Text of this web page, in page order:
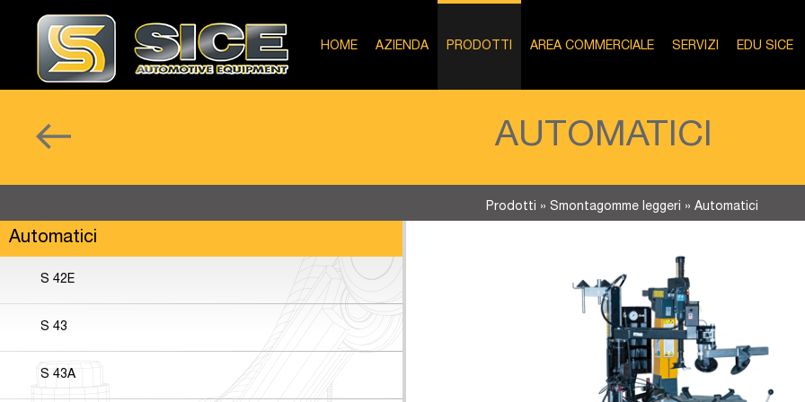
HOME AZIENDA PRODOTTI AREA COMMERCIALE SERVIZI EDU SICE
AUTOMATICI
Prodotti » Smontagomme leggeri » Automatici
Automatici
S 42E
S 43
S 43A